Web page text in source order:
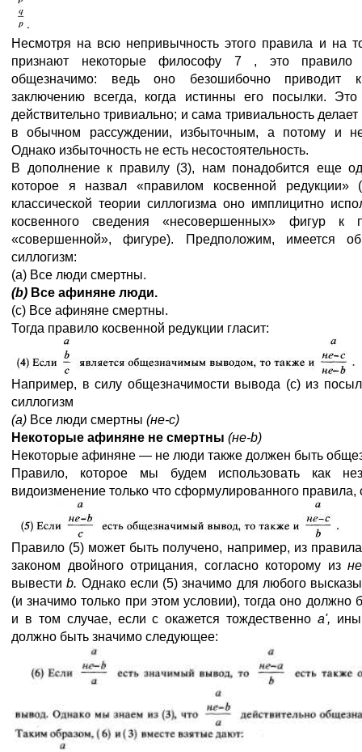
Несмотря на всю непривычность этого правила и на
признают некоторые философу 7 , это правило
общезначимо: ведь оно безошибочно приводит
заключению всегда, когда истинны его посылки.
действительно тривиально; и сама тривиальность
в обычном рассуждении, избыточным, а потому и
Однако избыточность не есть несостоятельность.
В дополнение к правилу (3), нам понадобится еще
которое я назвал «правилом косвенной редукции»
классической теории силлогизма оно имплицитно
косвенного сведения «несовершенных» фигур к
«совершенной», фигуре). Предположим, имеется
силлогизм:
(а) Все люди смертны.
(b) Все афиняне люди.
(с) Все афиняне смертны.
Тогда правило косвенной редукции гласит:
Например, в силу общезначимости вывода (с) из
силлогизм
(а) Все люди смертны (не-с)
Некоторые афиняне не смертны (не-b)
Некоторые афиняне — не люди также должен быть
Правило, которое мы будем использовать как
видоизменение только что сформулированного
Правило (5) может быть получено, например, из
законом двойного отрицания, согласно которому из
вывестиb. Однако если (5) значимо для любого
(и значимо только при этом условии), тогда оно должно
и в том случае, если с окажется тождественноа',
должно быть значимо следующее: